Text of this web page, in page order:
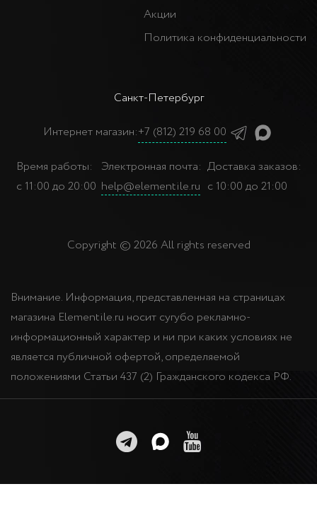
Санкт-Петербург
Интернет магазин:+7 (812) 219 68 00
Время работы:
с 11:00 до 20:00
Электронная почта:
help@elementile.ru
Доставка заказов:
с 10:00 до 21:00
Акции
Политика конфиденциальности
Copyright © 2026 All rights reserved
Внимание. Информация, представленная на страницах
магазина Elementile.ru носит сугубо рекламно-
информационный характер и ни при каких условиях не
является публичной офертой, определяемой
положениями Статьи 437 (2) Гражданского кодекса РФ.